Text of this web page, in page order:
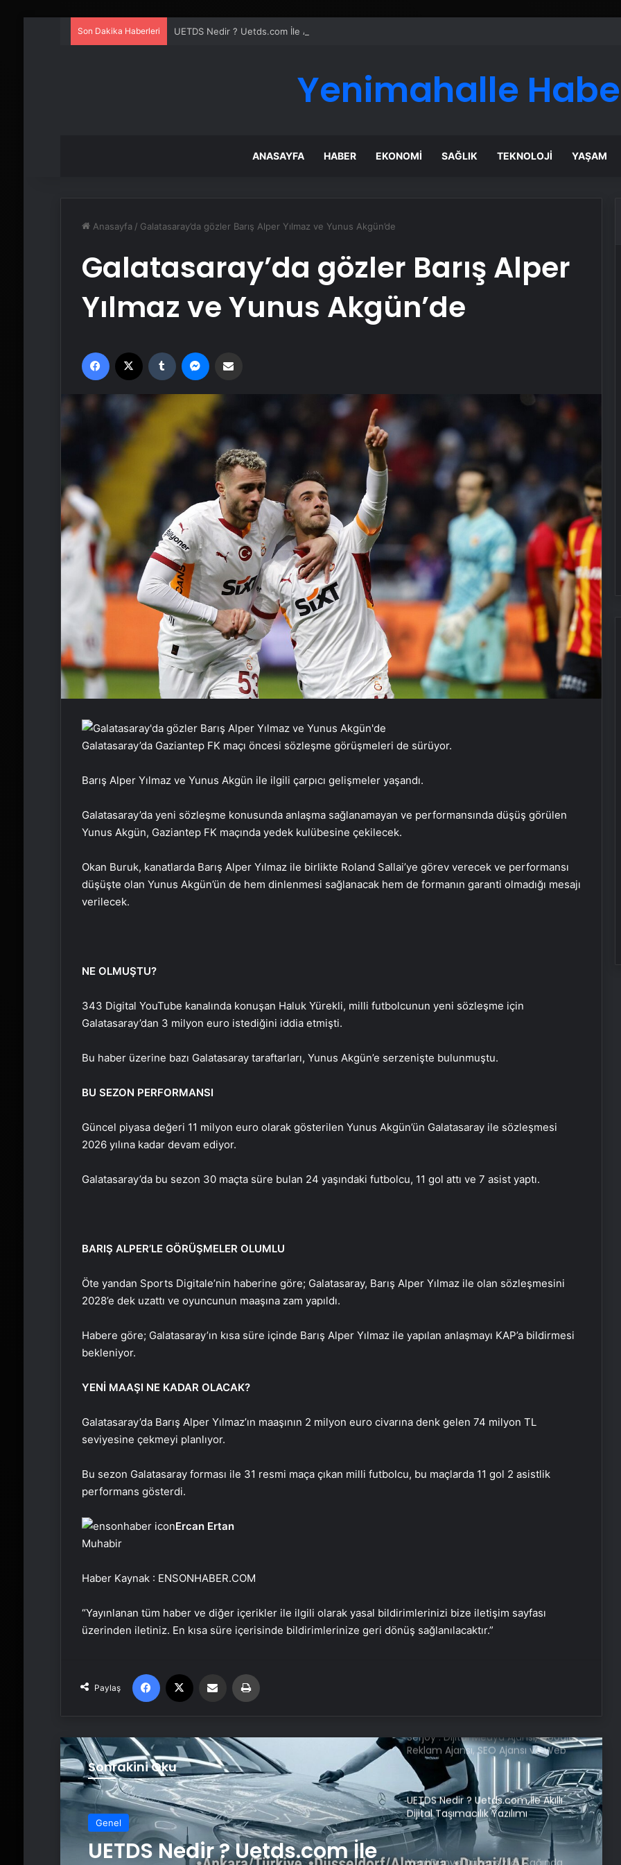
Son Dakika Haberleri UETDS Nedir ? Uetds.com İle Akıllı Dijital Taşımacılık Yazılımı
Yenimahalle
ANASAYFA HABER EKONOMI SAĞLIK TEKNOLOJI YAŞAM
Anasayfa / Galatasaray’da gözler Barış Alper Yılmaz ve Yunus Akgün’de
Galatasaray’da gözler Barış Alper
Yılmaz ve Yunus Akgün’de
Facebook Tumblr
Galatasaray’da Gaziantep FK maçı öncesi sözleşme görüşmeleri de sürüyor.
Barış Alper Yılmaz ve Yunus Akgün ile ilgili çarpıcı gelişmeler yaşandı.
Galatasaray’da yeni sözleşme konusunda anlaşma sağlanamayan ve performansında düşüş görülen
Yunus Akgün, Gaziantep FK maçında yedek kulübesine çekilecek.
Okan Buruk, kanatlarda Barış Alper Yılmaz ile birlikte Roland Sallai’ye görev verecek ve performansı
düşüşte olan Yunus Akgün’ün de hem dinlenmesi sağlanacak hem de formanın garanti olmadığı mesajı
verilecek.
NE OLMUŞTU?
343 Digital YouTube kanalında konuşan Haluk Yürekli, milli futbolcunun yeni sözleşme için
Galatasaray’dan 3 milyon euro istediğini iddia etmişti.
Bu haber üzerine bazı Galatasaray taraftarları, Yunus Akgün’e serzenişte bulunmuştu.
BU SEZON PERFORMANSI
Güncel piyasa değeri 11 milyon euro olarak gösterilen Yunus Akgün’ün Galatasaray ile sözleşmesi
2026 yılına kadar devam ediyor.
Galatasaray’da bu sezon 30 maçta süre bulan 24 yaşındaki futbolcu, 11 gol attı ve 7 asist yaptı.
BARIŞ ALPER’LE GÖRÜŞMELER OLUMLU
Öte yandan Sports Digitale’nin haberine göre; Galatasaray, Barış Alper Yılmaz ile olan sözleşmesini
2028’e dek uzattı ve oyuncunun maaşına zam yapıldı.
Habere göre; Galatasaray’ın kısa süre içinde Barış Alper Yılmaz ile yapılan anlaşmayı KAP’a bildirmesi
bekleniyor.
YENİ MAAŞI NE KADAR OLACAK?
Galatasaray’da Barış Alper Yılmaz’ın maaşının 2 milyon euro civarına denk gelen 74 milyon TL
seviyesine çekmeyi planlıyor.
Bu sezon Galatasaray forması ile 31 resmi maça çıkan milli futbolcu, bu maçlarda 11 gol 2 asistlik
performans gösterdi.
Ercan Ertan
Muhabir
Haber Kaynak : ENSONHABER.COM
“Yayınlanan tüm haber ve diğer içerikler ile ilgili olarak yasal bildirimlerinizi bize iletişim sayfası
üzerinden iletiniz. En kısa süre içerisinde bildirimlerinize geri dönüş sağlanılacaktır.”
Paylaş
Facebook Email'den paylaş
Sonrakini Oku
Genel
Genel
Yeni Dünya Düzensizliği
Hatay’da Motosiklet Kazası: 16
Yaşındaki Sürücü Hayatını Kaybetti
UETDS Nedir ? Uetds.com İle Akıllı
Dijital Taşımacılık Yazılımı
Yeni Dünya Düzensizliği Çağında
Türk Dış Politikası ve Hakan Fidan
Faktörü
Savunma Sanayinde Güncel, Doğru